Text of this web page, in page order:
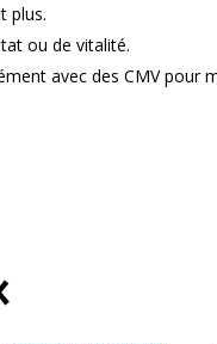
plus.
ou de vitalité.
avec des CMV pour